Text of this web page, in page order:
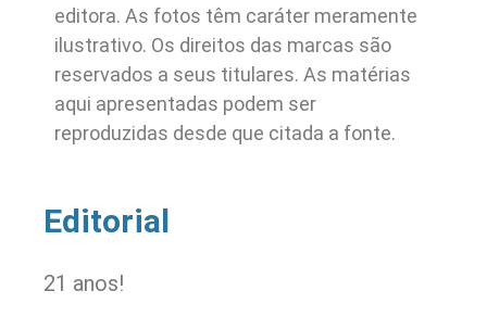
editora. As fotos têm caráter meramente
ilustrativo. Os direitos das marcas são
reservados a seus titulares. As matérias
aqui apresentadas podem ser
reproduzidas desde que citada a fonte.
Editorial
21 anos!